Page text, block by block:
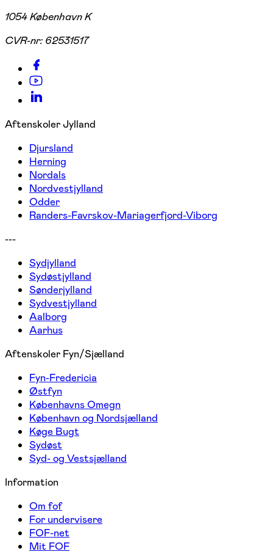
1054 København K
CVR-nr: 62531517
Aftenskoler Jylland
Djursland
Herning
Nordals
Nordvestjylland
Odder
Randers-Favrskov-Mariagerfjord-Viborg
---
Sydjylland
Sydøstjylland
Sønderjylland
Sydvestjylland
Aalborg
Aarhus
Aftenskoler Fyn/Sjælland
Fyn-Fredericia
Østfyn
Københavns Omegn
København og Nordsjælland
Køge Bugt
Sydøst
Syd- og Vestsjælland
Information
Om fof
For undervisere
FOF-net
Mit FOF